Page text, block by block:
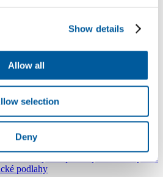
Show details
Allow all
selection
Deny
Vinylové
podlahy